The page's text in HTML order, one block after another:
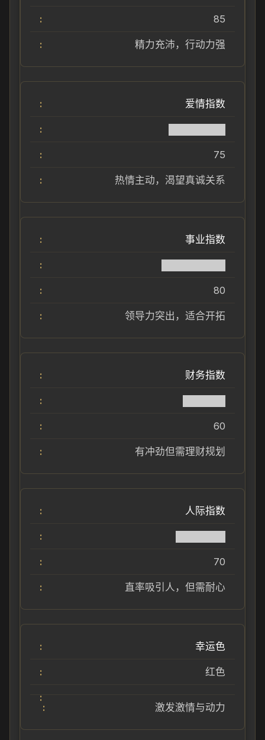
85
精力充沛，行动力强
爱情指数
75
热情主动，渴望真诚关系
事业指数
80
领导力突出，适合开拓
财务指数
60
有冲劲但需理财规划
人际指数
70
直率吸引人，但需耐心
幸运色
红色
激发激情与动力